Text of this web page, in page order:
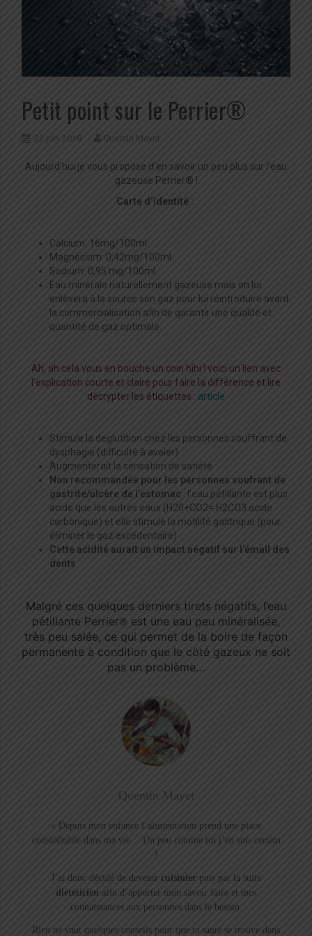
Petit point sur le Perrier®
22 juin 2018 Quentin Mayet
Aujourd’hui je vous propose d’en savoir un peu plus sur l’eau
gazeuse Perrier® !
Carte d’identité :
Calcium: 16mg/100ml
Magnésium: 0,42mg/100ml
Sodium: 0,95 mg/100ml
Eau minérale naturellement gazeuse mais on lui
enlèvera à la source son gaz pour lui réintroduire avant
la commercialisation afin de garantir une qualité et
quantité de gaz optimale.
Ah, ah cela vous en bouche un coin hihi ! voici un lien avec
l’explication courte et claire pour faire la différence et lire
décrypter les étiquettes : article
Stimule la déglutition chez les personnes souffrant de
dysphagie (difficulté à avaler)
Augmenterait la sensation de satiété
Non recommandée pour les personnes soufrant de
gastrite/ulcère de l’estomac : l’eau pétillante est plus
acide que les autres eaux (H20+CO2= H2CO3 acide
carbonique) et elle stimule la motilité gastrique (pour
éliminer le gaz excédentaire)
Cette acidité aurait un impact négatif sur l’émail des
dents
Malgré ces quelques derniers tirets négatifs, l’eau
pétillante Perrier® est une eau peu minéralisée,
très peu salée, ce qui permet de la boire de façon
permanente à condition que le côté gazeux ne soit
pas un problème…
Quentin Mayet
« Depuis mon enfance l’alimentation prend une place
considérable dans ma vie… Un peu comme toi j’en suis certain
!
J’ai donc décidé de devenir cuisinier puis par la suite
diététicien afin d’apporter mon savoir faire et mes
connaissances aux personnes dans le besoin.
Rien ne vaut quelques conseils pour que ta santé se trouve dans